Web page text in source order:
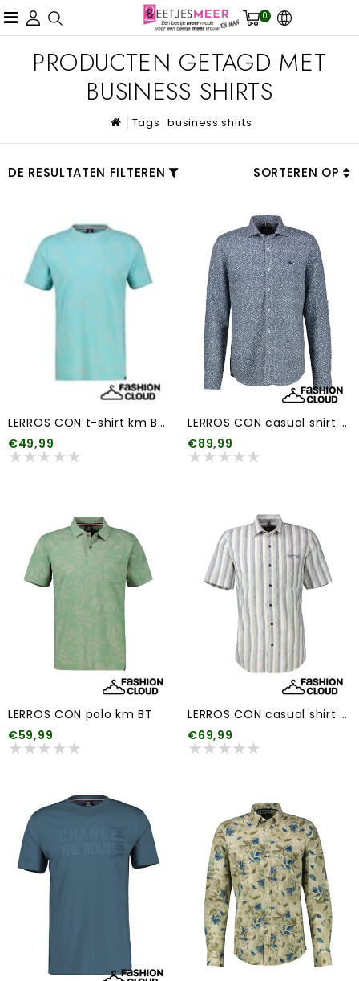
0
PRODUCTEN GETAGD MET
BUSINESS SHIRTS
Tags business shirts
DE RESULTATEN FILTEREN SORTEREN OP
LERROS CON t-shirt km BT 1
€49,99
LERROS CON casual shirt km BT1
€89,99
LERROS CON polo km BT
€59,99
LERROS CON casual shirt km BT
€69,99